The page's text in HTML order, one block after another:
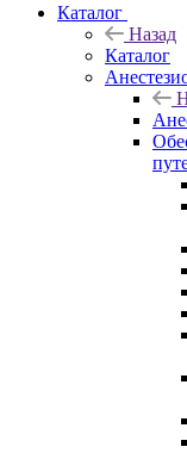
Каталог
Назад
Каталог